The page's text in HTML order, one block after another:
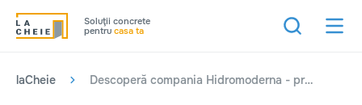
Soluţii concrete
pentru casa ta
laCheie Descoperă compania Hidromoderna - profesioniști în hidroizolații lichide